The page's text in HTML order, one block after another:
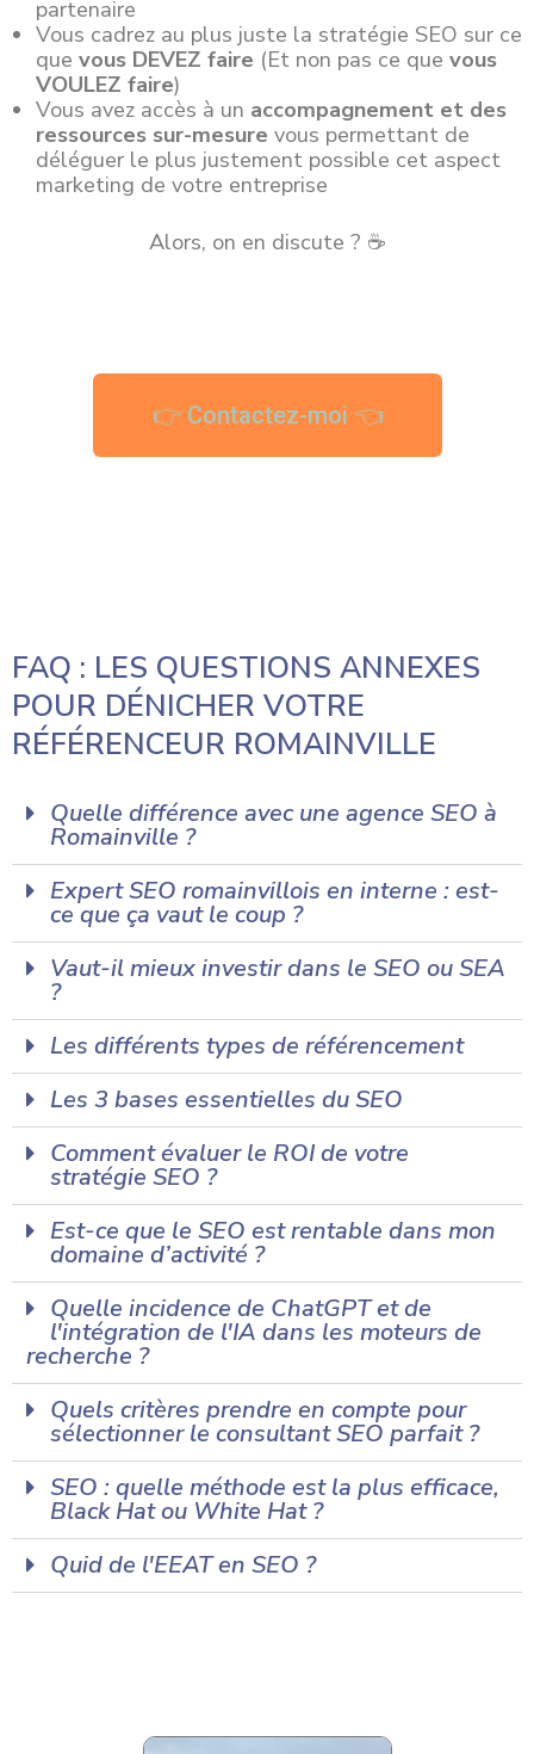
partenaire
Vous cadrez au plus juste la stratégie SEO sur ce
que vous DEVEZ faire (Et non pas ce que vous
VOULEZ faire)
Vous avez accès à un accompagnement et des
ressources sur-mesure vous permettant de
déléguer le plus justement possible cet aspect
marketing de votre entreprise
Alors, on en discute ? ☕
👉 Contactez-moi 👈
FAQ : LES QUESTIONS ANNEXES
POUR DÉNICHER VOTRE
RÉFÉRENCEUR ROMAINVILLE
Quelle différence avec une agence SEO à
Romainville ?
Expert SEO romainvillois en interne : est-
ce que ça vaut le coup ?
Vaut-il mieux investir dans le SEO ou SEA
?
Les différents types de référencement
Les 3 bases essentielles du SEO
Comment évaluer le ROI de votre
stratégie SEO ?
Est-ce que le SEO est rentable dans mon
domaine d’activité ?
Quelle incidence de ChatGPT et de
l'intégration de l'IA dans les moteurs de
recherche ?
Quels critères prendre en compte pour
sélectionner le consultant SEO parfait ?
SEO : quelle méthode est la plus efficace,
Black Hat ou White Hat ?
Quid de l'EEAT en SEO ?